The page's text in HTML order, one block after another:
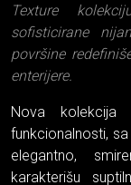
Texture
sofisticirane
površine
enterijere.
Nova
funkcionalnosti,
elegantno,
karakterišu